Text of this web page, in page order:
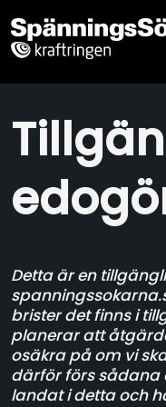
Detta är en
brister det finns i
planerar att
osäkra på om vi
därför förs sådana
landat i detta och